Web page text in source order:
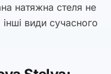
натяжна стеля не
види сучасного